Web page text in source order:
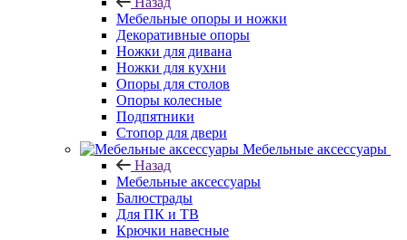
Мебельные опоры и ножки
Декоративные опоры
Ножки для дивана
Ножки для кухни
Опоры для столов
Опоры колесные
Подпятники
Стопор для двери
Мебельные аксессуары
Назад
Мебельные аксессуары
Балюстрады
Для ПК и ТВ
Крючки навесные